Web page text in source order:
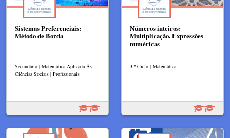
Sistemas Preferenciais:
Método de Borda
Secundário | Matemática Aplicada Às
Ciências Sociais | Profissionais
Números inteiros:
Multiplicação. Expressões
numéricas
3.º Ciclo | Matemática